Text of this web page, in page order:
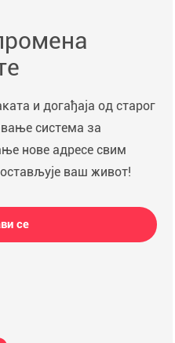
и догађаја од старог
система за
нове адресе свим
ваш живот!
се